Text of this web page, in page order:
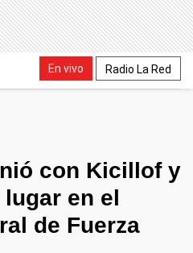
En vivo Radio La Red
con Kicillof y
en el
de Fuerza